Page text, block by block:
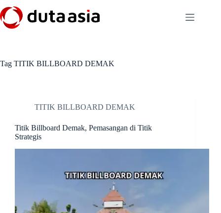
to
content
Tag TITIK BILLBOARD DEMAK
TITIK BILLBOARD DEMAK
Titik Billboard Demak, Pemasangan di Titik
Strategis